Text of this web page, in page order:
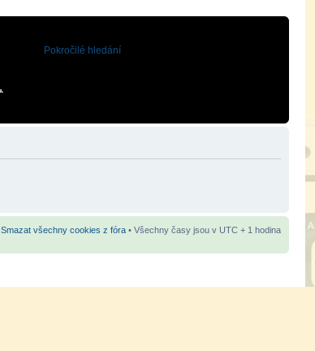
Pokročilé hledání
Smazat všechny cookies z fóra • Všechny časy jsou v UTC + 1 hodina